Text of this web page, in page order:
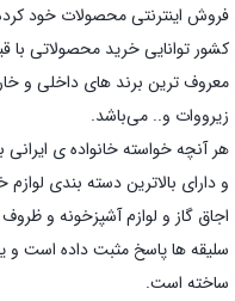
فروش اینترنتی محصولات خود
کشور توانایی خرید محصولاتی با
معروف ترین برند های داخلی و
زیرووات و.. می‌باشد.
هر آنچه خواسته خانواده ی
و دارای بالاترین دسته بندی
اجاق گاز و لوازم آشپزخونه و
سلیقه ها پاسخ مثبت داده است
ساخته است.